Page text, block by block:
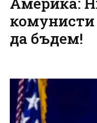
да бъдем!